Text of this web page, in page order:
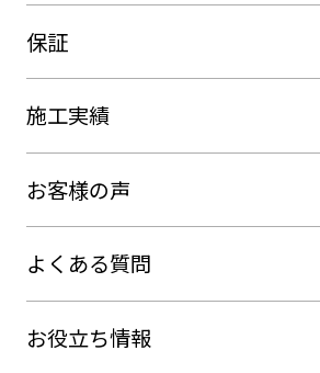
保証
施工実績
お客様の声
よくある質問
お役立ち情報